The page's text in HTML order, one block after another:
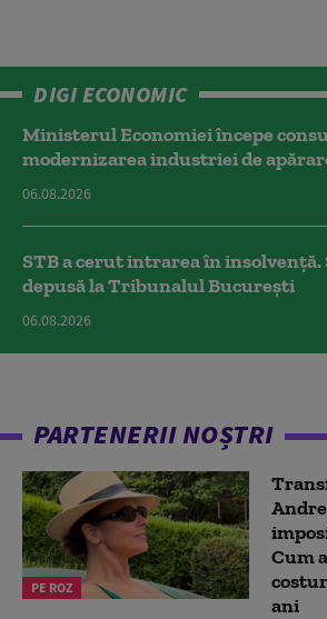
DIGI ECONOMIC
Ministerul Economiei începe
modernizarea industriei de
06.08.2026
STB a cerut intrarea în insolvență.
depusă la Tribunalul București
06.08.2026
PARTENERII NOȘTRI
PE ROZ
Cum
ani